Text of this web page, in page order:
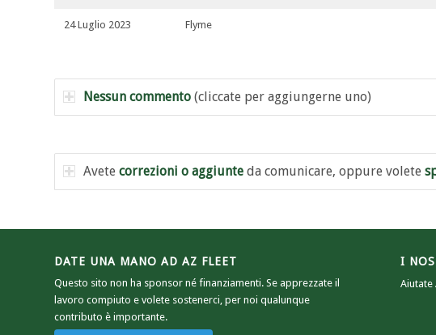
24 Luglio 2023 Flyme
Nessun commento (cliccate per aggiungerne uno)
Avete correzioni o aggiunte da comunicare, oppure volete
DATE UNA MANO AD AZ FLEET
Questo sito non ha sponsor né finanziamenti. Se apprezzate il
lavoro compiuto e volete sostenerci, per noi qualunque
contributo è importante.
I
Aiutate